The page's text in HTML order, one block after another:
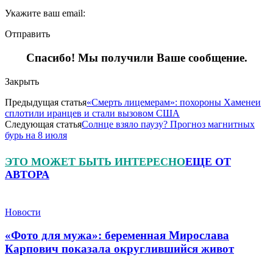
Укажите ваш email:
Отправить
Спасибо! Мы получили Ваше сообщение.
Закрыть
Предыдущая статья«Смерть лицемерам»: похороны Хаменеи
сплотили иранцев и стали вызовом США
Следующая статьяСолнце взяло паузу? Прогноз магнитных
бурь на 8 июля
ЭТО МОЖЕТ БЫТЬ ИНТЕРЕСНОЕЩЕ ОТ
АВТОРА
Новости
«Фото для мужа»: беременная Мирослава
Карпович показала округлившийся живот